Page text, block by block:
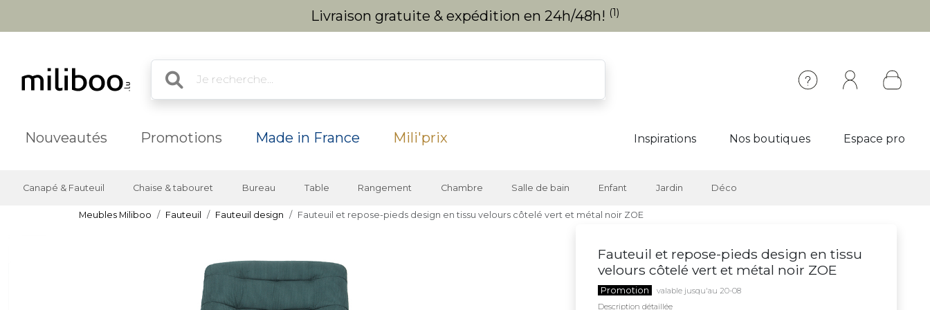
Livraison gratuite & expédition en 24h/48h! (1)
Nouveautés Promotions Made in France Mili'prix Inspirations Nos boutiques Espace pro
Canapé & Fauteuil Chaise & tabouret Bureau Table Rangement Chambre Salle de bain Enfant Jardin Déco
Meubles Miliboo Fauteuil Fauteuil design Fauteuil et repose-pieds design en tissu velours côtelé vert et métal noir ZOE
Fauteuil et repose-pieds design en tissu
velours côtelé vert et métal noir ZOE
Promotion
valable jusqu'au 20-08
Description détaillée